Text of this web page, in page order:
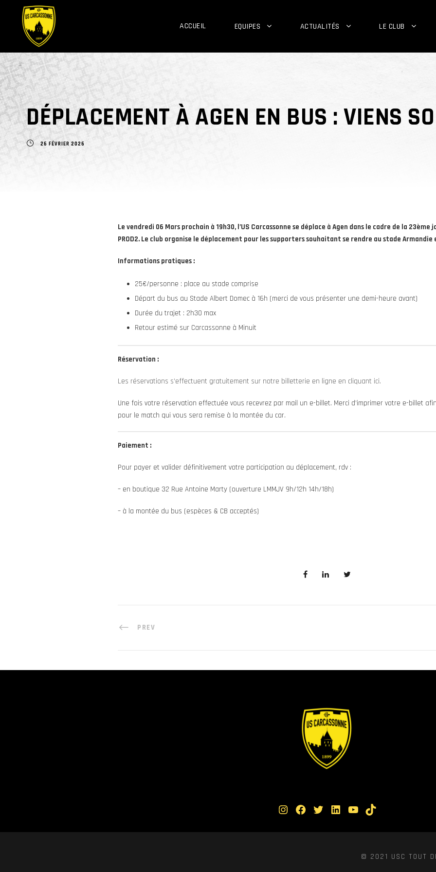
ACCUEIL EQUIPES ACTUALITÉS LE CLUB
DÉPLACEMENT À AGEN EN BUS : VIENS
26 FÉVRIER 2026
Le vendredi 06 Mars prochain à 19h30, l’US Carcassonne se déplace à Agen dans le cadre de la
PROD2. Le club organise le déplacement pour les supporters souhaitant se rendre au stade Armandie
Informations pratiques :
25€/personne : place au stade comprise
Départ du bus au Stade Albert Domec à 16h (merci de vous présenter une demi-heure avant)
Durée du trajet : 2h30 max
Retour estimé sur Carcassonne à Minuit
Réservation :
Les réservations s’effectuent gratuitement sur notre billetterie en ligne en cliquant ici.
Une fois votre réservation effectuée vous recevrez par mail un e-billet. Merci d’imprimer votre e-billet
pour le match qui vous sera remise à la montée du car.
Paiement :
Pour payer et valider définitivement votre participation au déplacement, rdv :
– en boutique 32 Rue Antoine Marty (ouverture LMMJV 9h/12h 14h/18h)
– à la montée du bus (espèces & CB acceptés)
PREV
Instagram Facebook Twitter LinkedIn YouTube TikTok
© 2021 USC TOUT